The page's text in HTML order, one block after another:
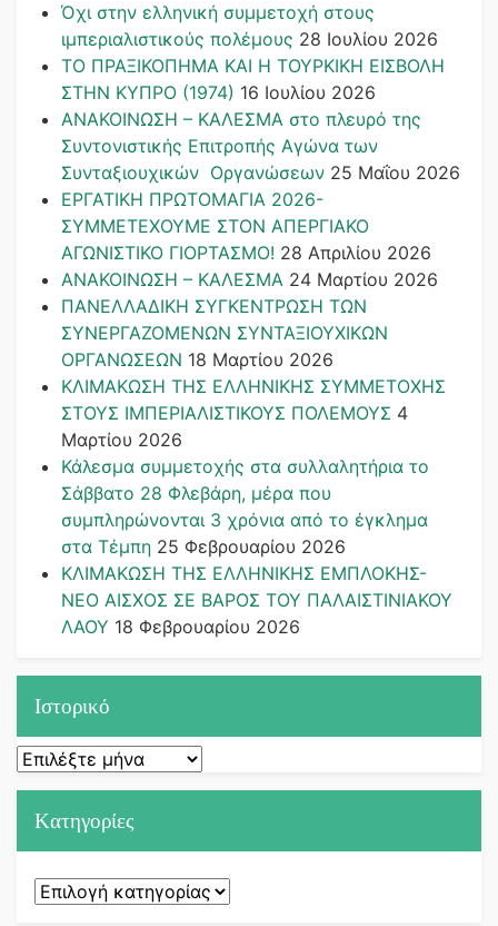
Όχι στην ελληνική συμμετοχή στους
ιμπεριαλιστικούς πολέμους 28 Ιουλίου 2026
ΤΟ ΠΡΑΞΙΚΟΠΗΜΑ ΚΑΙ H ΤΟΥΡΚΙΚΗ ΕΙΣΒΟΛΗ
ΣΤΗΝ ΚΥΠΡΟ (1974) 16 Ιουλίου 2026
ΑΝΑΚΟΙΝΩΣΗ – ΚΑΛΕΣΜΑ στο πλευρό της
Συντονιστικής Επιτροπής Αγώνα των
Συνταξιουχικών Οργανώσεων 25 Μαΐου 2026
ΕΡΓΑΤΙΚΗ ΠΡΩΤΟΜΑΓΙΑ 2026-
ΣΥΜΜΕΤΕΧΟΥΜΕ ΣΤΟΝ ΑΠΕΡΓΙΑΚΟ
ΑΓΩΝΙΣΤΙΚΟ ΓΙΟΡΤΑΣΜΟ! 28 Απριλίου 2026
ΑΝΑΚΟΙΝΩΣΗ – ΚΑΛΕΣΜΑ 24 Μαρτίου 2026
ΠΑΝΕΛΛΑΔΙΚΗ ΣΥΓΚΕΝΤΡΩΣΗ ΤΩΝ
ΣΥΝΕΡΓΑΖΟΜΕΝΩΝ ΣΥΝΤΑΞΙΟΥΧΙΚΩΝ
ΟΡΓΑΝΩΣΕΩΝ 18 Μαρτίου 2026
ΚΛΙΜΑΚΩΣΗ ΤΗΣ ΕΛΛΗΝΙΚΗΣ ΣΥΜΜΕΤΟΧΗΣ
ΣΤΟΥΣ ΙΜΠΕΡΙΑΛΙΣΤΙΚΟΥΣ ΠΟΛΕΜΟΥΣ 4
Μαρτίου 2026
Κάλεσμα συμμετοχής στα συλλαλητήρια το
Σάββατο 28 Φλεβάρη, μέρα που
συμπληρώνονται 3 χρόνια από το έγκλημα
στα Τέμπη 25 Φεβρουαρίου 2026
ΚΛΙΜΑΚΩΣΗ ΤΗΣ ΕΛΛΗΝΙΚΗΣ ΕΜΠΛΟΚΗΣ-
ΝΕΟ ΑΙΣΧΟΣ ΣΕ ΒΑΡΟΣ ΤΟΥ ΠΑΛΑΙΣΤΙΝΙΑΚΟΥ
ΛΑΟΥ 18 Φεβρουαρίου 2026
Ιστορικό
Ιστορικό
Kατηγορίες
Kατηγορίες